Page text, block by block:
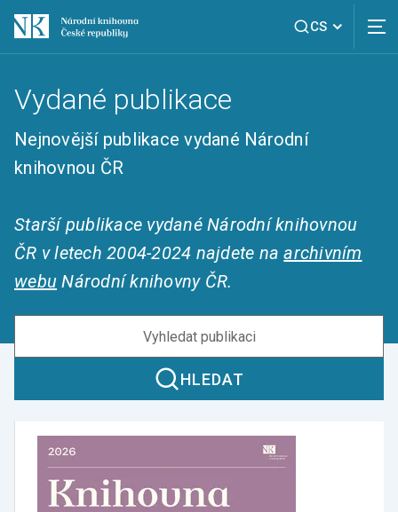
CS
Vydané publikace
Nejnovější publikace vydané Národní
knihovnou ČR
Starší publikace vydané Národní knihovnou
ČR v letech 2004-2024 najdete naarchivním
webu Národní knihovny ČR.
HLEDAT